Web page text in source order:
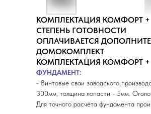
КОМПЛЕКТАЦИЯ КОМФОРТ +
СТЕПЕНЬ ГОТОВНОСТИ
ОПЛАЧИВАЕТСЯ
ДОМОКОМПЛЕКТ
КОМПЛЕКТАЦИЯ КОМФОРТ +
ФУНДАМЕНТ:
- Винтовые сваи заводского
300мм, толщина лопасти - 5мм.
Для точного расчёта фундамента